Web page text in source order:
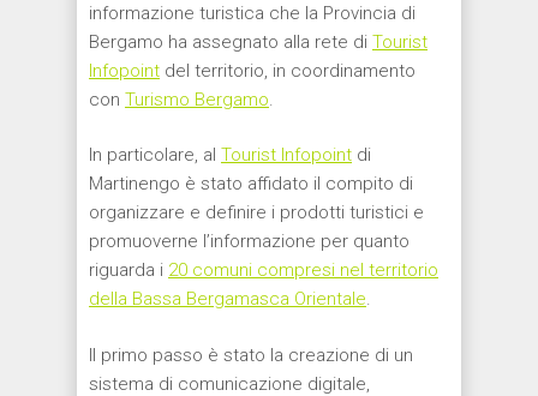
informazione turistica che la Provincia di
Bergamo ha assegnato alla rete di Tourist
Infopoint del territorio, in coordinamento
con Turismo Bergamo
In particolare, al Tourist Infopoint di
Martinengo è stato affidato il compito di
organizzare e definire i prodotti turistici e
promuoverne l’informazione per quanto
riguarda i 20 comuni compresi nel territorio
della Bassa Bergamasca Orientale.
Il primo passo è stato la creazione di un
sistema di comunicazione digitale,